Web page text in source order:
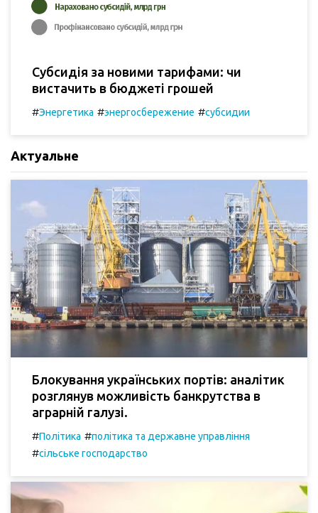
Субсидія за новими тарифами: чи
вистачить в бюджеті грошей
#Энергетика #энергосбережение #субсидии
Актуальне
Блокування українських портів: аналітик
розглянув можливість банкрутства в
аграрній галузі.
#Політика #політика та державне управління
#сільське господарство